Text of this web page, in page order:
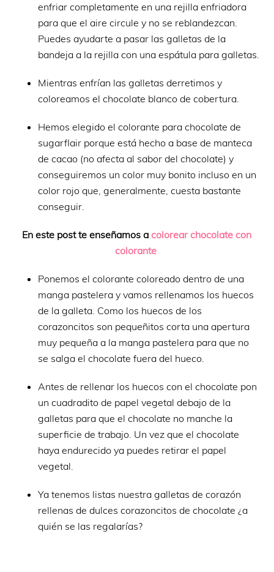
enfriar completamente en una rejilla enfriadora
para que el aire circule y no se reblandezcan.
Puedes ayudarte a pasar las galletas de la
bandeja a la rejilla con una espátula para galletas.
Mientras enfrían las galletas derretimos y
coloreamos el chocolate blanco de cobertura.
Hemos elegido el colorante para chocolate de
sugarflair porque está hecho a base de manteca
de cacao (no afecta al sabor del chocolate) y
conseguiremos un color muy bonito incluso en un
color rojo que, generalmente, cuesta bastante
conseguir.
En este post te enseñamos acolorear chocolate con
colorante
Ponemos el colorante coloreado dentro de una
manga pastelera y vamos rellenamos los huecos
de la galleta. Como los huecos de los
corazoncitos son pequeñitos corta una apertura
muy pequeña a la manga pastelera para que no
se salga el chocolate fuera del hueco.
Antes de rellenar los huecos con el chocolate pon
un cuadradito de papel vegetal debajo de la
galletas para que el chocolate no manche la
superficie de trabajo. Un vez que el chocolate
haya endurecido ya puedes retirar el papel
vegetal.
Ya tenemos listas nuestra galletas de corazón
rellenas de dulces corazoncitos de chocolate ¿a
quién se las regalarías?